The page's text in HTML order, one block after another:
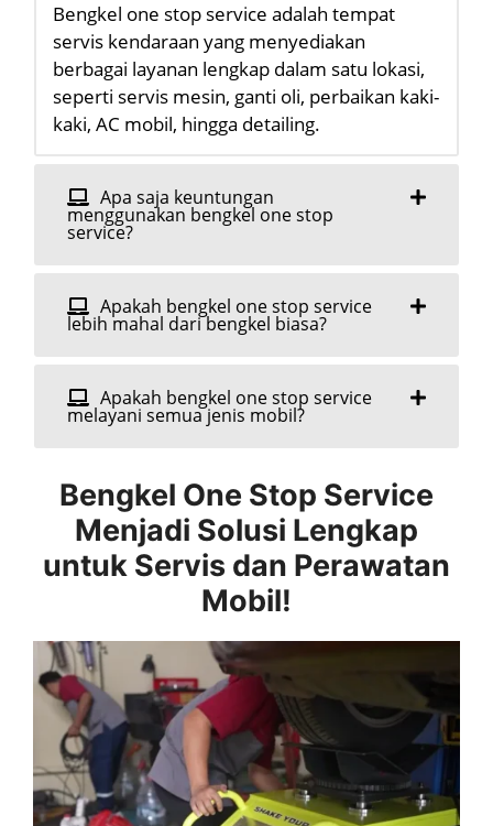
Bengkel one stop service adalah tempat
servis kendaraan yang menyediakan
berbagai layanan lengkap dalam satu lokasi,
seperti servis mesin, ganti oli, perbaikan kaki-
kaki, AC mobil, hingga detailing.
Apa saja keuntungan
menggunakan bengkel one stop
service?
Apakah bengkel one stop service
lebih mahal dari bengkel biasa?
Apakah bengkel one stop service
melayani semua jenis mobil?
Bengkel One Stop Service
Menjadi Solusi Lengkap
untuk Servis dan Perawatan
Mobil!